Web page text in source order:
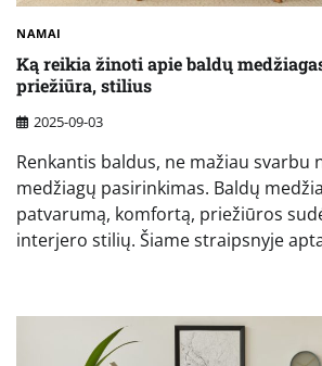
NAMAI
Ką reikia žinoti apie baldų
priežiūra, stilius
2025-09-03
Renkantis baldus, ne mažiau svarbu
medžiagų pasirinkimas. Baldų
patvarumą, komfortą, priežiūros
interjero stilių. Šiame straipsnyje